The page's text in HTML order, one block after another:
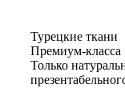
Турецкие ткани
Премиум-класса
Только